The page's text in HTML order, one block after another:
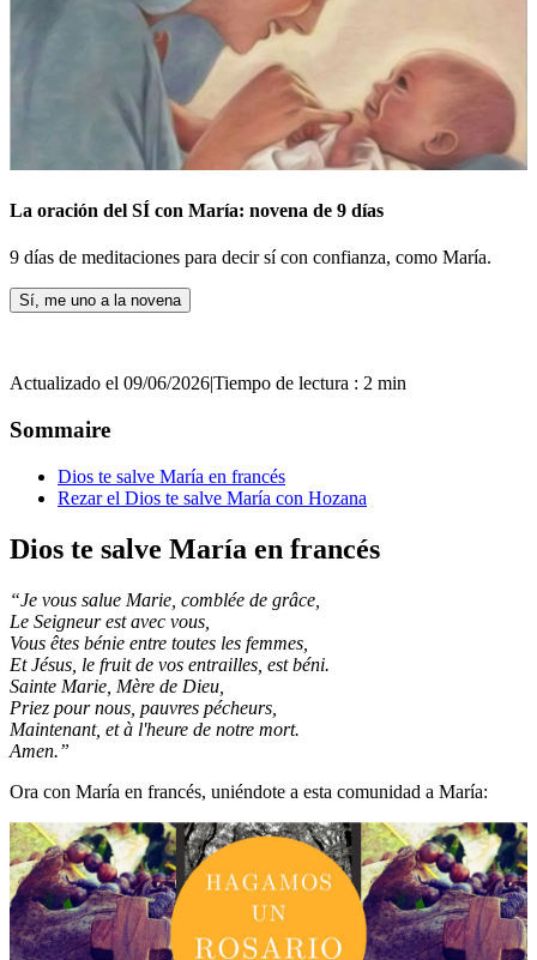
La oración del SÍ con María: novena de 9 días
9 días de meditaciones para decir sí con confianza, como María.
Sí, me uno a la novena
Actualizado el 09/06/2026|Tiempo de lectura : 2 min
Sommaire
Dios te salve María en francés
Rezar el Dios te salve María con Hozana
Dios te salve María en francés
“Je vous salue Marie, comblée de grâce,
Le Seigneur est avec vous,
Vous êtes bénie entre toutes les femmes,
Et Jésus, le fruit de vos entrailles, est béni.
Sainte Marie, Mère de Dieu,
Priez pour nous, pauvres pécheurs,
Maintenant, et à l'heure de notre mort.
Amen.”
Ora con María en francés, uniéndote a esta comunidad a María: